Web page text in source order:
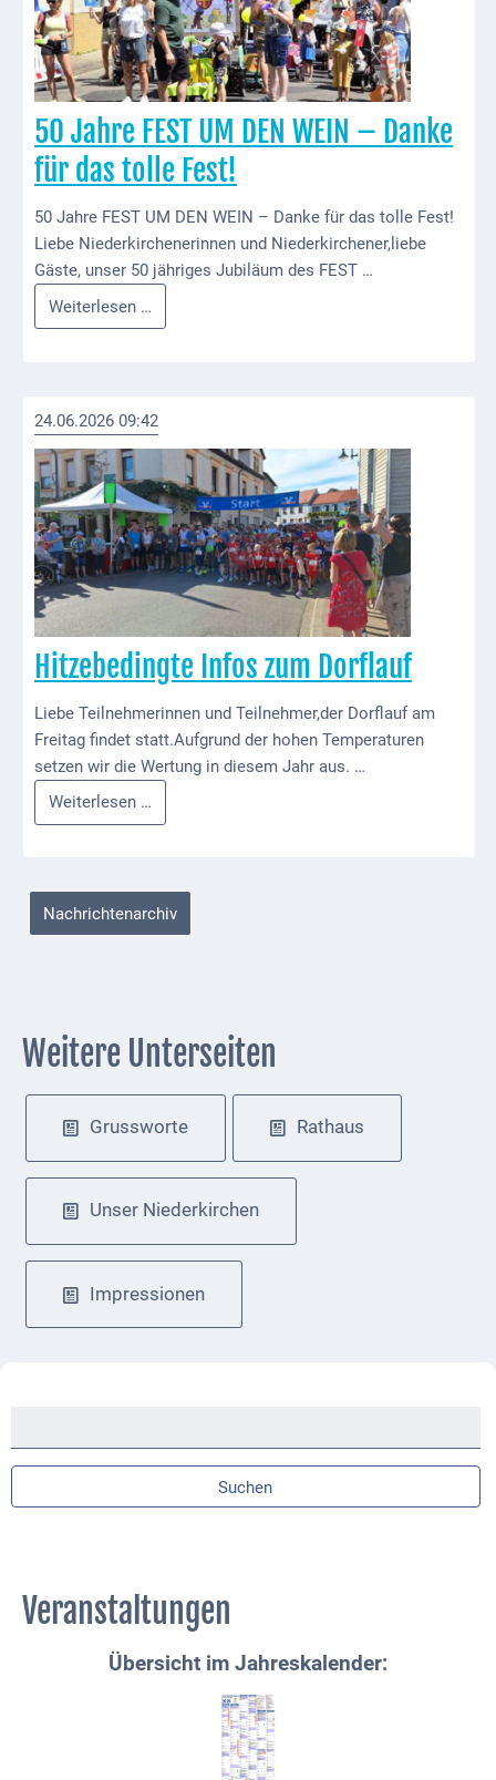
und
Caterer
Unterkünfte
Ferienwohnungen
Wohnmobilstellplatz
Betriebe &
Dienstleister
Handel &
Vereine &
Institutionen
Kindergarten
Allgemeine
Infos
50 Jahre FEST UM DEN WEIN – Danke
für das tolle Fest!
50 Jahre FEST UM DEN WEIN – Danke für das tolle Fest!
Liebe Niederkirchenerinnen und Niederkirchener,liebe
Gäste, unser 50 jähriges Jubiläum des FEST …
Weiterlesen …
Jahre
DEN
WEIN
Danke
für
das
tolle
Fest!
24.06.2026 09:42
Hitzebedingte Infos zum Dorflauf
Liebe Teilnehmerinnen und Teilnehmer,der Dorflauf am
Freitag findet statt.Aufgrund der hohen Temperaturen
setzen wir die Wertung in diesem Jahr aus. …
Weiterlesen …
Infos
Nachrichtenarchiv
Weitere Unterseiten
Navigation
Grussworte Rathaus
Unser Niederkirchen
Impressionen
Suchen
Veranstaltungen
Übersicht im Jahreskalender: